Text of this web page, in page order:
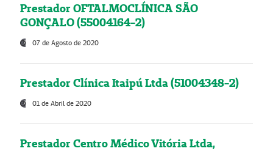
Prestador OFTALMOCLÍNICA SÃO
GONÇALO (55004164-2)
07 de Agosto de 2020
Prestador Clínica Itaipú Ltda (51004348-2)
01 de Abril de 2020
Prestador Centro Médico Vitória Ltda,